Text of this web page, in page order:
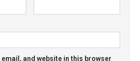
email, and website in this browser